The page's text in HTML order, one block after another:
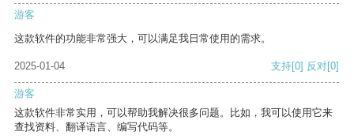
游客
这款软件的功能非常强大，可以满足我日常使用的需求。
2025-01-04 支持[0] 反对[0]
游客
这款软件非常实用，可以帮助我解决很多问题。比如，我可以使用它来
查找资料、翻译语言、编写代码等。